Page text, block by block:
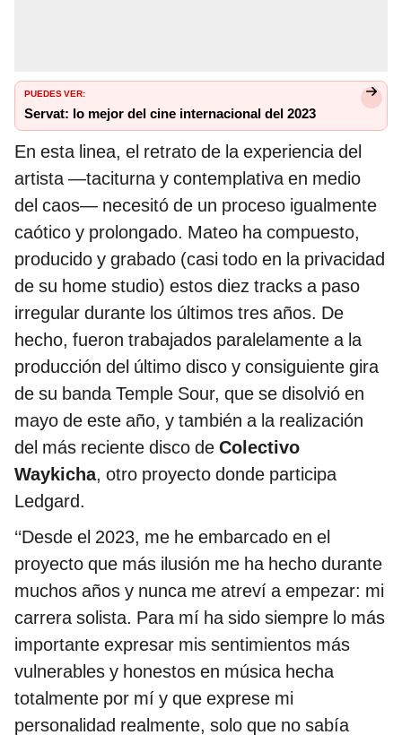
PUEDES VER:
Servat: lo mejor del cine internacional del 2023
En esta linea, el retrato de la experiencia del
artista —taciturna y contemplativa en medio
del caos— necesitó de un proceso igualmente
caótico y prolongado. Mateo ha compuesto,
producido y grabado (casi todo en la privacidad
de su home studio) estos diez tracks a paso
irregular durante los últimos tres años. De
hecho, fueron trabajados paralelamente a la
producción del último disco y consiguiente gira
de su banda Temple Sour, que se disolvió en
mayo de este año, y también a la realización
del más reciente disco de Colectivo
Waykicha, otro proyecto donde participa
Ledgard.
‘‘Desde el 2023, me he embarcado en el
proyecto que más ilusión me ha hecho durante
muchos años y nunca me atreví a empezar: mi
carrera solista. Para mí ha sido siempre lo más
importante expresar mis sentimientos más
vulnerables y honestos en música hecha
totalmente por mí y que exprese mi
personalidad realmente, solo que no sabía